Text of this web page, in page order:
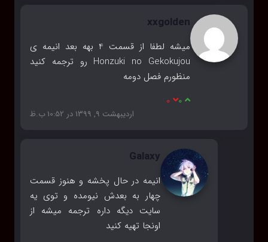
xxgolden
میشه لطفا از قسمت 4 بهه بعد انیمه ی
Honzuki no Gekokujou رو ترجمه کنید
منظورم فصل دومه
0
0
اردیبهشت 9, 1399 در 10:52 ب.ظ
Galaxy
انیمه در حال پخشه و هنوز قسمت
چهار به بعدش نیومده و توی یه
سایت دیگه داره ترجمه میشه از
اونجا تهیه کنید